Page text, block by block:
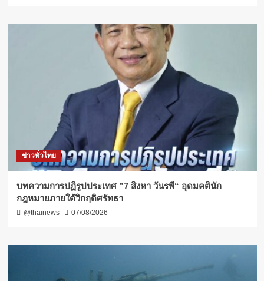
ข่าวทั่วไทย
บทความการปฏิรูปประเทศ ”7 สิงหา วันรพี“ อุดมคตินัก
กฎหมายภายใต้วิกฤติศรัทธา
@thainews 07/08/2026